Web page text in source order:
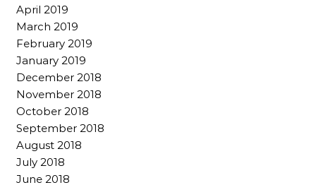
April 2019
March 2019
February 2019
January 2019
December 2018
November 2018
October 2018
September 2018
August 2018
July 2018
June 2018